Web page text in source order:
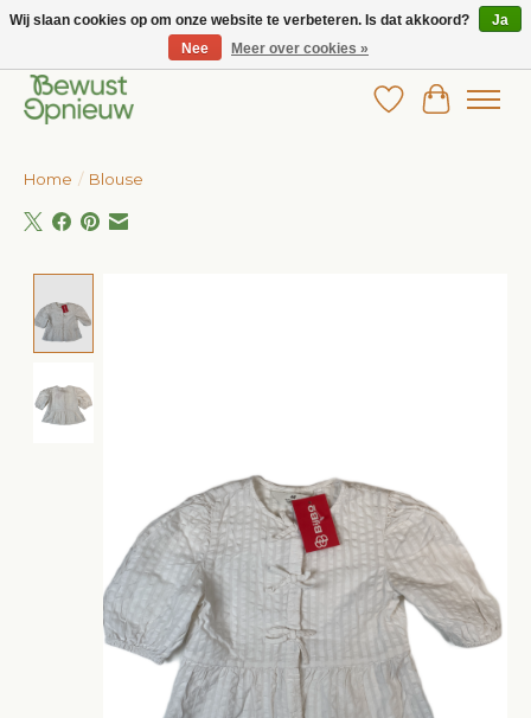
Wij bieden het grootste aanbod in betaalbare kinderkleding!
Verlanglijst
Home / Blouse
Wij slaan cookies op om onze website te verbeteren. Is dat akkoord?
Ja
Nee
Meer over cookies »